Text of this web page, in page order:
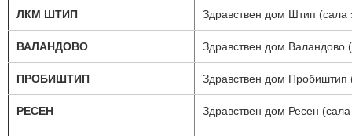
ЛКМ ШТИП Здравствен дом Штип (сала
ВАЛАНДОВО Здравствен дом Валандово
ПРОБИШТИП Здравствен дом Пробиштип
РЕСЕН Здравствен дом Ресен